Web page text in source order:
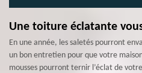
Une toiture éclatante
En une année, les saletés pourront
un bon entretien pour que votre
mousses pourront ternir l’éclat de